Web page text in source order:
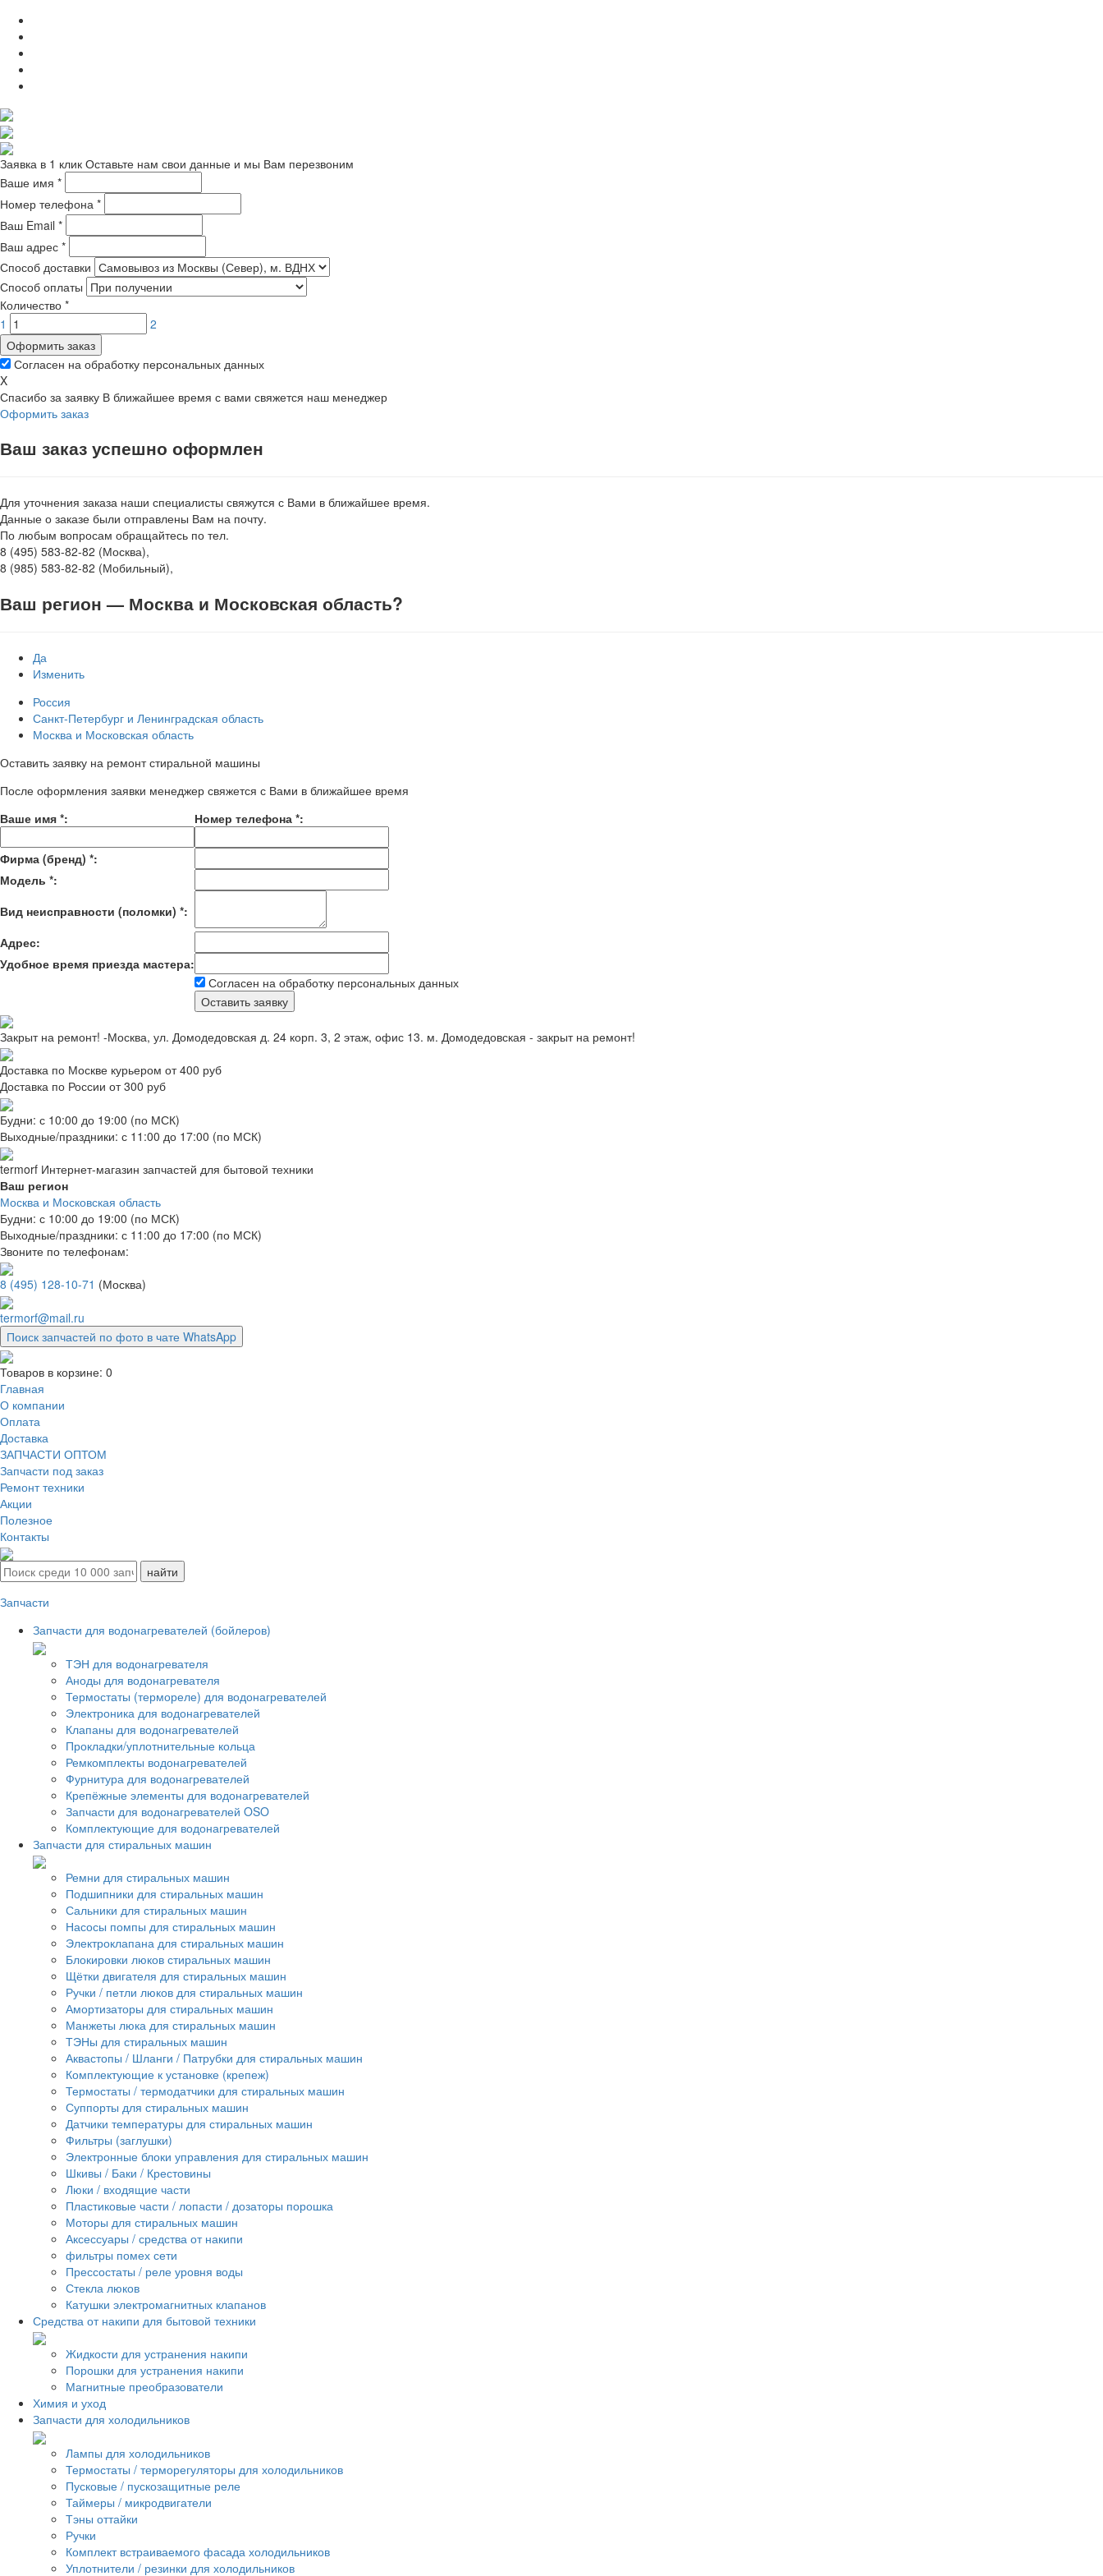
Заявка в 1 клик Оставьте нам свои данные и мы Вам перезвоним
Ваше имя *
Номер телефона *
Ваш Email *
Ваш адрес *
Способ доставки
Способ оплаты
Количество *
1
2
Оформить заказ
Согласен на обработку персональных данных
X
Спасибо за заявку В ближайшее время с вами свяжется наш менеджер
Оформить заказ
Ваш заказ успешно оформлен
Для уточнения заказа наши специалисты свяжутся с Вами в ближайшее время.
Данные о заказе были отправлены Вам на почту.
По любым вопросам обращайтесь по тел.
8 (495) 583-82-82 (Москва),
8 (985) 583-82-82 (Мобильный),
Ваш регион — Москва и Московская область?
Да
Изменить
Россия
Санкт-Петербург и Ленинградская область
Москва и Московская область
Оставить заявку на ремонт стиральной машины
После оформления заявки менеджер свяжется с Вами в ближайшее время
Ваше имя *: Номер телефона *:
Фирма (бренд) *:
Модель *:
Вид неисправности (поломки) *:
Адрес:
Удобное время приезда мастера:
Согласен на обработку персональных данных
Закрыт на ремонт! -Москва, ул. Домодедовская д. 24 корп. 3, 2 этаж, офис 13. м. Домодедовская - закрыт на ремонт!
Доставка по Москве курьером от 400 руб
Доставка по России от 300 руб
Будни: с 10:00 до 19:00 (по МСК)
Выходные/праздники: с 11:00 до 17:00 (по МСК)
termorf Интернет-магазин запчастей для бытовой техники
Ваш регион
Москва и Московская область
Будни: с 10:00 до 19:00 (по МСК)
Выходные/праздники: с 11:00 до 17:00 (по МСК)
Звоните по телефонам:
8 (495) 128-10-71 (Москва)
termorf@mail.ru
Поиск запчастей по фото в чате WhatsApp
Товаров в корзине: 0
Главная
О компании
Оплата
Доставка
ЗАПЧАСТИ ОПТОМ
Запчасти под заказ
Ремонт техники
Акции
Полезное
Контакты
Запчасти
Запчасти для водонагревателей (бойлеров)
ТЭН для водонагревателя
Аноды для водонагревателя
Термостаты (термореле) для водонагревателей
Электроника для водонагревателей
Клапаны для водонагревателей
Прокладки/уплотнительные кольца
Ремкомплекты водонагревателей
Фурнитура для водонагревателей
Крепёжные элементы для водонагревателей
Запчасти для водонагревателей OSO
Комплектующие для водонагревателей
Запчасти для стиральных машин
Ремни для стиральных машин
Подшипники для стиральных машин
Сальники для стиральных машин
Насосы помпы для стиральных машин
Электроклапана для стиральных машин
Блокировки люков стиральных машин
Щётки двигателя для стиральных машин
Ручки / петли люков для стиральных машин
Амортизаторы для стиральных машин
Манжеты люка для стиральных машин
ТЭНы для стиральных машин
Аквастопы / Шланги / Патрубки для стиральных машин
Комплектующие к установке (крепеж)
Термостаты / термодатчики для стиральных машин
Суппорты для стиральных машин
Датчики температуры для стиральных машин
Фильтры (заглушки)
Электронные блоки управления для стиральных машин
Шкивы / Баки / Крестовины
Люки / входящие части
Пластиковые части / лопасти / дозаторы порошка
Моторы для стиральных машин
Аксессуары / средства от накипи
фильтры помех сети
Прессостаты / реле уровня воды
Стекла люков
Катушки электромагнитных клапанов
Средства от накипи для бытовой техники
Жидкости для устранения накипи
Порошки для устранения накипи
Магнитные преобразователи
Химия и уход
Запчасти для холодильников
Лампы для холодильников
Термостаты / терморегуляторы для холодильников
Пусковые / пускозащитные реле
Таймеры / микродвигатели
Тэны оттайки
Ручки
Комплект встраиваемого фасада холодильников
Уплотнители / резинки для холодильников